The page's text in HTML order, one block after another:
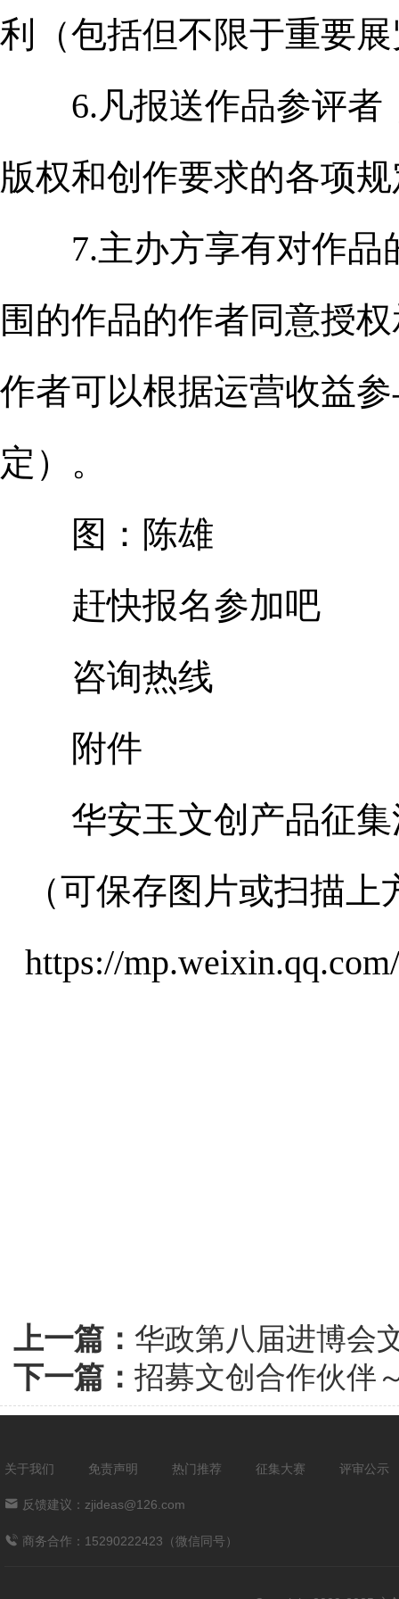
利（包括但不限于重要
6.凡报送作品参评者
版权和创作要求的各项
7.主办方享有对作品
围的作品的作者同意授
作者可以根据运营收益
定）。
图：陈雄
赶快报名参加吧
咨询热线
附件
华安玉文创产品征集
（可保存图片或扫描
https://
上一篇： 华政第八届进博会
下一篇： 招募文创合作伙伴
关于我们 免责声明 热门推荐 征集大赛 评审公示
反馈建议：zjideas@126.com
商务合作：15290222423（微信同号）